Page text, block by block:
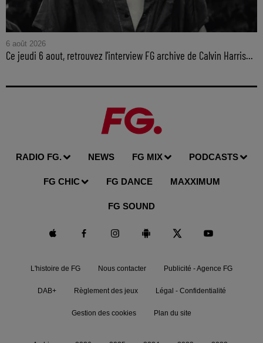
6 août 2026
Ce jeudi 6 aout, retrouvez l'interview FG archive de Calvin Harris...
RADIO FG. NEWS FG MIX PODCASTS
FG CHIC FG DANCE MAXXIMUM
FG SOUND
L'histoire de FG Nous contacter Publicité - Agence FG
DAB+ Règlement des jeux Légal - Confidentialité
Gestion des cookies Plan du site